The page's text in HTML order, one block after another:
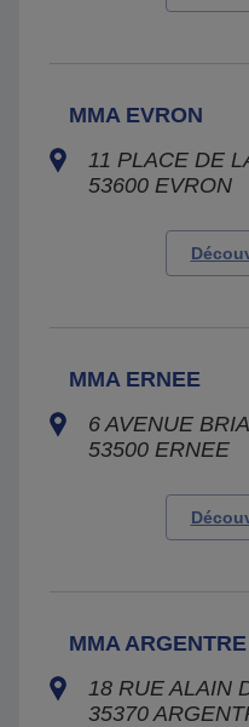
MMA EVRON
11 PLACE DE
53600 EVRON
MMA ERNEE
6 AVENUE
53500 ERNEE
MMA
18 RUE ALAIN
35370